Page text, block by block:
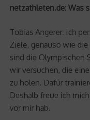
netzathleten.de: Was
Tobias Angerer: Ich
Ziele, genauso wie
sind die Olympischen
wir versuchen, die
zu holen. Dafür
Deshalb freue ich
vor mir hab.